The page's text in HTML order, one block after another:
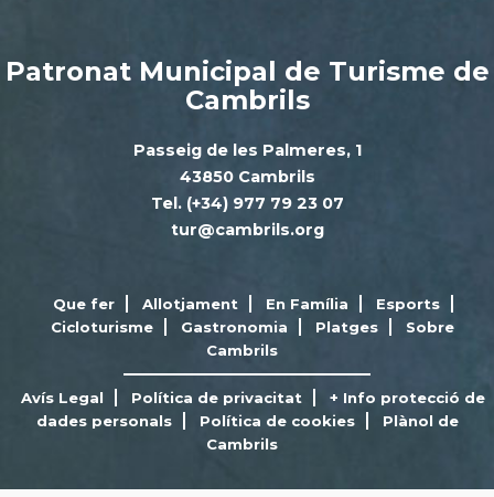
Patronat Municipal de Turisme de
Cambrils
Passeig de les Palmeres, 1
43850 Cambrils
Tel. (+34) 977 79 23 07
tur@cambrils.org
Que fer Allotjament En Família
Esports
Cicloturisme
Gastronomia Platges
Sobre
Cambrils
Avís Legal Política de privacitat
+ Info protecció de
dades personals
Política de cookies
Plànol de
Cambrils